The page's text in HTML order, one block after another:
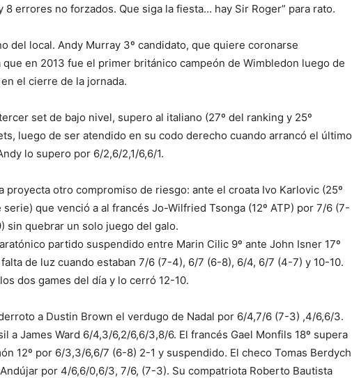
8 errores no forzados. Que siga la fiesta… hay Sir Roger” para rato.
del local. Andy Murray 3º candidato, que quiere coronarse
en 2013 fue el primer británico campeón de Wimbledon luego de
el cierre de la jornada.
set de bajo nivel, supero al italiano (27º del ranking y 25º
luego de ser atendido en su codo derecho cuando arrancó el último
lo supero por 6/2,6/2,1/6,6/1.
proyecta otro compromiso de riesgo: ante el croata Ivo Karlovic (25º
que venció a al francés Jo-Wilfried Tsonga (12º ATP) por 7/6 (7-
sin quebrar un solo juego del galo.
partido suspendido entre Marin Cilic 9º ante John Isner 17º
de luz cuando estaban 7/6 (7-4), 6/7 (6-8), 6/4, 6/7 (4-7) y 10-10.
dos games del día y lo cerró 12-10.
a Dustin Brown el verdugo de Nadal por 6/4,7/6 (7-3) ,4/6,6/3.
a James Ward 6/4,3/6,2/6,6/3,8/6. El francés Gael Monfils 18º supera
12º por 6/3,3/6,6/7 (6-8) 2-1 y suspendido. El checo Tomas Berdych
por 4/6,6/0,6/3, 7/6, (7-3). Su compatriota Roberto Bautista